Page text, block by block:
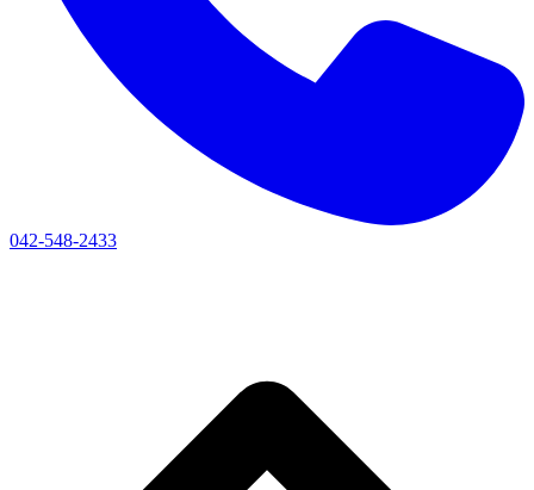
042-548-2433